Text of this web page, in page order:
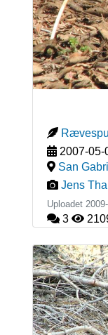
2007-05-
San
Jens
Uploadet
3